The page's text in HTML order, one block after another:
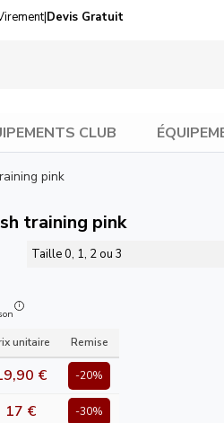
|Devis Gratuit
CLUB
pink
training pink
Taille 0, 1, 2 ou 3
unitaire Remise
€ -20%
17 € -30%